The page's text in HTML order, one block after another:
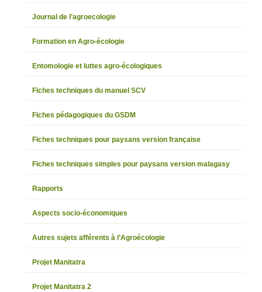
Journal de l’agroecologie
Formation en Agro-écologie
Entomologie et luttes agro-écologiques
Fiches techniques du manuel SCV
Fiches pédagogiques du GSDM
Fiches techniques pour paysans version française
Fiches techniques simples pour paysans version malagasy
Rapports
Aspects socio-économiques
Autres sujets afférents à l’Agroécologie
Projet Manitatra
Projet Manitatra 2